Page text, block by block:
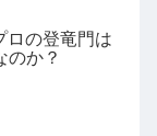
ロの登竜門は
のか？